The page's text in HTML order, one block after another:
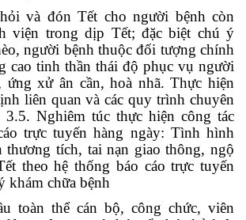
và đón Tết cho người bệnh còn
viện trong dịp Tết; đặc biệt chú ý
người bệnh thuộc đối tượng chính
cao tinh thần thái độ phục vụ người
ứng xử ân cần, hoà nhã. Thực hiện
liên quan và các quy trình chuyên
Nghiêm túc thực hiện công tác
trực tuyến hàng ngày: Tình hình
thương tích, tai nạn giao thông, ngộ
theo hệ thống báo cáo trực tuyến
khám chữa bệnh
toàn thể cán bộ, công chức, viên